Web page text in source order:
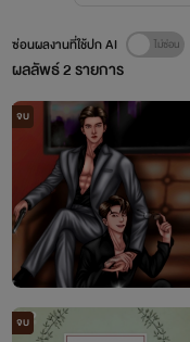
ผลลัพธ์2รายการ
ซ่อนผลงานที่ใช้ปก AI
จบ
จบ